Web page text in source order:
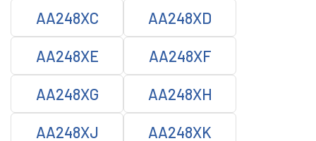
AA248XC AA248XD
AA248XE AA248XF
AA248XG AA248XH
AA248XJ AA248XK